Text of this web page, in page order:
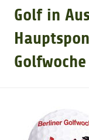
GOLFTURNIERE
MITGLIEDSCHAFT
Golf in
Golfwoche